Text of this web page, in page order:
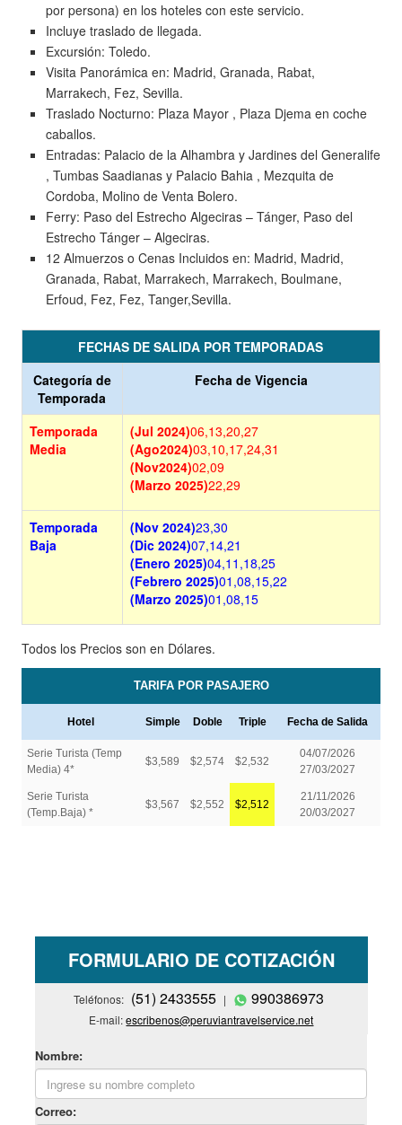
por persona) en los hoteles con este servicio.
Incluye traslado de llegada.
Excursión: Toledo.
Visita Panorámica en: Madrid, Granada, Rabat,
Marrakech, Fez, Sevilla.
Traslado Nocturno: Plaza Mayor , Plaza Djema en coche
caballos.
Entradas: Palacio de la Alhambra y Jardines del Generalife
, Tumbas Saadianas y Palacio Bahia , Mezquita de
Cordoba, Molino de Venta Bolero.
Ferry: Paso del Estrecho Algeciras – Tánger, Paso del
Estrecho Tánger – Algeciras.
12 Almuerzos o Cenas Incluidos en: Madrid, Madrid,
Granada, Rabat, Marrakech, Marrakech, Boulmane,
Erfoud, Fez, Fez, Tanger,Sevilla.
FECHAS DE SALIDA POR TEMPORADAS
Categoría de
Temporada
Fecha de Vigencia
Temporada
Media
(Jul 2024)06,13,20,27
(Ago2024)03,10,17,24,31
(Nov2024)02,09
(Marzo 2025)22,29
Temporada
Baja
(Nov 2024)23,30
(Dic 2024)07,14,21
(Enero 2025)04,11,18,25
(Febrero 2025)01,08,15,22
(Marzo 2025)01,08,15
Todos los Precios son en Dólares.
FORMULARIO DE COTIZACIÓN
Teléfonos: (51) 2433555 | 990386973
E-mail:escribenos@peruviantravelservice.net